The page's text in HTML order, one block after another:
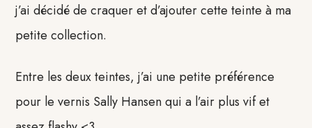
j’ai décidé de craquer et d’ajouter cette teinte à ma
petite collection.
Entre les deux teintes, j’ai une petite préférence
pour le vernis Sally Hansen qui a l’air plus vif et